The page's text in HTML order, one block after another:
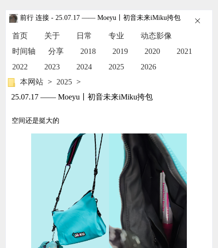
前行 连接- 25.07.17 —— Moeyu丨初音未来iMiku挎包
首页 关于 日常 专业
动态影像
时间轴
分享 2018 2019 2020
2021
2022
2023 2024 2025
2026
本网站 > 2025 >
25.07.17 —— Moeyu丨初音未来iMiku挎包
空间还是挺大的